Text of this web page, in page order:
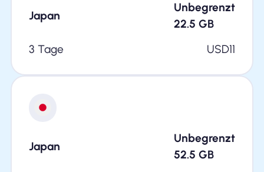
Japan
Unbegrenzt
22.5 GB
3 Tage
USD11
Japan
Unbegrenzt
52.5 GB